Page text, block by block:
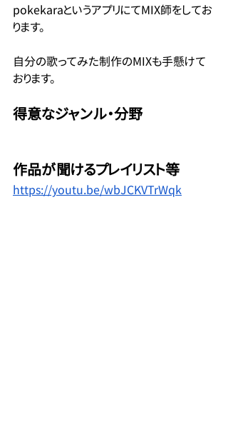
pokekaraというアプリにてMIX師をしてお
ります。
自分の歌ってみた制作のMIXも手懸けて
おります。
得意なジャンル・分野
作品が聞けるプレイリスト等
https://youtu.be/wbJCKVTrWqk